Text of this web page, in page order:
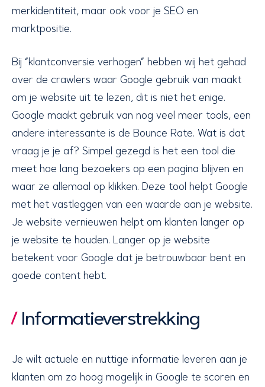
merkidentiteit, maar ook voor je SEO en
marktpositie.
Bij “klantconversie verhogen” hebben wij het gehad
over de crawlers waar Google gebruik van maakt
om je website uit te lezen, dit is niet het enige.
Google maakt gebruik van nog veel meer tools, een
andere interessante is de Bounce Rate. Wat is dat
vraag je je af? Simpel gezegd is het een tool die
meet hoe lang bezoekers op een pagina blijven en
waar ze allemaal op klikken. Deze tool helpt Google
met het vastleggen van een waarde aan je website.
Je website vernieuwen helpt om klanten langer op
je website te houden. Langer op je website
betekent voor Google dat je betrouwbaar bent en
goede content hebt.
Informatieverstrekking
Je wilt actuele en nuttige informatie leveren aan je
klanten om zo hoog mogelijk in Google te scoren en